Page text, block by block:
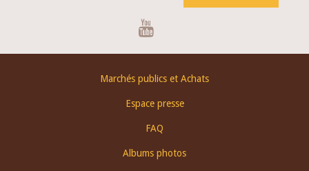
Marchés publics et Achats
Espace presse
FAQ
Albums photos